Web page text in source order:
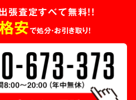
張査定すべて無料!!
安で処分・お引き取り！